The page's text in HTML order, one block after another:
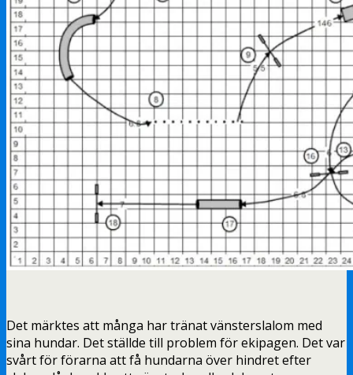
Det märktes att många har tränat vänsterslalom med
sina hundar. Det ställde till problem för ekipagen. Det var
svårt för förarna att få hundarna över hindret efter